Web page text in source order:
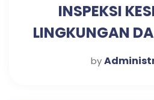
INSPEKSI
LINGKUNGAN
DIABETES &
by